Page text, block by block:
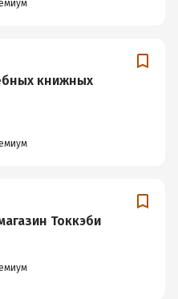
книжных
Токкэби